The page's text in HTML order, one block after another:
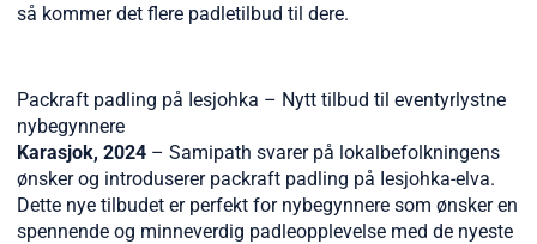
så kommer det flere padletilbud til dere.
Packraft padling på Iesjohka – Nytt tilbud til eventyrlystne
nybegynnere
Karasjok, 2024– Samipath svarer på lokalbefolkningens
ønsker og introduserer packraft padling på Iesjohka-elva.
Dette nye tilbudet er perfekt for nybegynnere som ønsker en
spennende og minneverdig padleopplevelse med de nyeste